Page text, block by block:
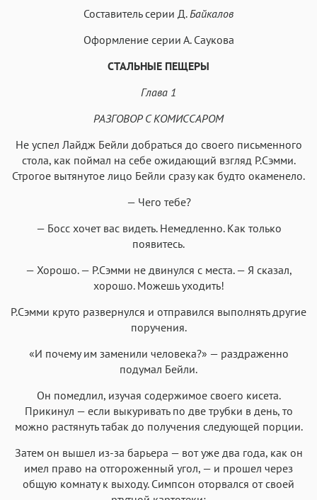
Составитель серии Д. Байкалов
Оформление серии А. Саукова
СТАЛЬНЫЕ ПЕЩЕРЫ
Глава 1
РАЗГОВОР С КОМИССАРОМ
Не успел Лайдж Бейли добраться до своего письменного
стола, как поймал на себе ожидающий взгляд Р.Сэмми.
Строгое вытянутое лицо Бейли сразу как будто окаменело.
— Чего тебе?
— Босс хочет вас видеть. Немедленно. Как только
появитесь.
— Хорошо. — Р.Сэмми не двинулся с места. — Я сказал,
хорошо. Можешь уходить!
Р.Сэмми круто развернулся и отправился выполнять другие
поручения.
«И почему им заменили человека?» — раздраженно
подумал Бейли.
Он помедлил, изучая содержимое своего кисета.
Прикинул — если выкуривать по две трубки в день, то
можно растянуть табак до получения следующей порции.
Затем он вышел из-за барьера — вот уже два года, как он
имел право на отгороженный угол, — и прошел через
общую комнату к выходу. Симпсон оторвался от своей